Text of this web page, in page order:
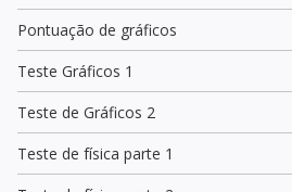
Pontuação de gráficos
Teste Gráficos 1
Teste de Gráficos 2
Teste de física parte 1